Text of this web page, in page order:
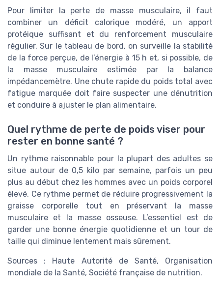
Pour limiter la perte de masse musculaire, il faut
combiner un déficit calorique modéré, un apport
protéique suffisant et du renforcement musculaire
régulier. Sur le tableau de bord, on surveille la stabilité
de la force perçue, de l’énergie à 15 h et, si possible, de
la masse musculaire estimée par la balance
impédancemètre. Une chute rapide du poids total avec
fatigue marquée doit faire suspecter une dénutrition
et conduire à ajuster le plan alimentaire.
Quel rythme de perte de poids viser pour
rester en bonne santé ?
Un rythme raisonnable pour la plupart des adultes se
situe autour de 0,5 kilo par semaine, parfois un peu
plus au début chez les hommes avec un poids corporel
élevé. Ce rythme permet de réduire progressivement la
graisse corporelle tout en préservant la masse
musculaire et la masse osseuse. L’essentiel est de
garder une bonne énergie quotidienne et un tour de
taille qui diminue lentement mais sûrement.
Sources : Haute Autorité de Santé, Organisation
mondiale de la Santé, Société française de nutrition.